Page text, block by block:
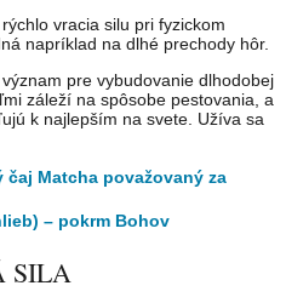
vracia silu pri fyzickom
napríklad na dlhé prechody hôr.
pre vybudovanie dlhodobej
záleží na spôsobe pestovania, a
k najlepším na svete. Užíva sa
Matcha považovaný za
– pokrm Bohov
SILA